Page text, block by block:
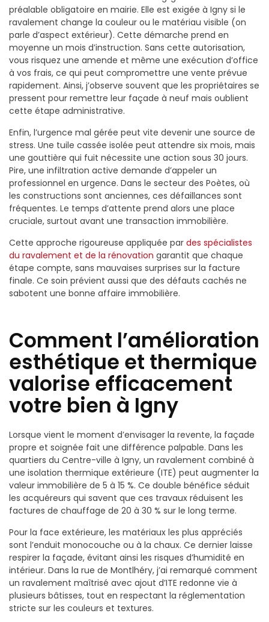
préalable obligatoire en mairie. Elle est exigée à Igny si le
ravalement change la couleur ou le matériau visible (on
parle d’aspect extérieur). Cette démarche prend en
moyenne un mois d’instruction. Sans cette autorisation,
vous risquez une amende et même une exécution d’office
à vos frais, ce qui peut compromettre une vente prévue
rapidement. Ainsi, j’observe souvent que les propriétaires se
pressent pour remettre leur façade à neuf mais oublient
cette étape administrative.
Enfin, l’urgence mal gérée peut vite devenir une source de
stress. Une tuile cassée isolée peut attendre six mois, mais
une gouttière qui fuit nécessite une action sous 30 jours.
Pire, une infiltration active demande d’appeler un
professionnel en urgence. Dans le secteur des Poètes, où
les constructions sont anciennes, ces défaillances sont
fréquentes. Le temps d’attente prend alors une place
cruciale, surtout avant une transaction immobilière.
Cette approche rigoureuse appliquée par des spécialistes
du ravalement et de la rénovation garantit que chaque
étape compte, sans mauvaises surprises sur la facture
finale. Ce soin prévient aussi que des défauts cachés ne
sabotent une bonne affaire immobilière.
Comment l’amélioration
esthétique et thermique
valorise efficacement
votre bien à Igny
Lorsque vient le moment d’envisager la revente, la façade
propre et soignée fait une différence palpable. Dans les
quartiers du Centre-ville à Igny, un ravalement combiné à
une isolation thermique extérieure (ITE) peut augmenter la
valeur immobilière de 5 à 15 %. Ce double bénéfice séduit
les acquéreurs qui savent que ces travaux réduisent les
factures de chauffage de 20 à 30 % sur le long terme.
Pour la face extérieure, les matériaux les plus appréciés
sont l’enduit monocouche ou à la chaux. Ce dernier laisse
respirer la façade, évitant ainsi les risques d’humidité en
intérieur. Dans la rue de Montlhéry, j’ai remarqué comment
un ravalement maîtrisé avec ajout d’ITE redonne vie à
plusieurs bâtisses, tout en respectant la réglementation
stricte sur les couleurs et textures.